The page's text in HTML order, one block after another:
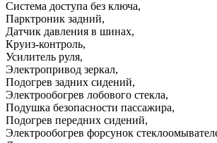
Система доступа без ключа,
Парктроник задний,
Датчик давления в шинах,
Круиз-контроль,
Усилитель руля,
Электропривод зеркал,
Подогрев задних сидений,
Электрообогрев лобового стекла,
Подушка безопасности пассажира,
Подогрев передних сидений,
Электрообогрев форсунок